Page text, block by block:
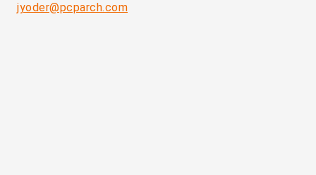
jyoder@pcparch.com